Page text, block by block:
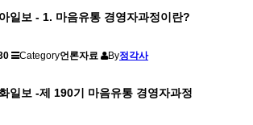
일보 - 1. 마음유통 경영자과정이란?
Category언론자료 By정각사
일보 -제 190기 마음유통 경영자과정